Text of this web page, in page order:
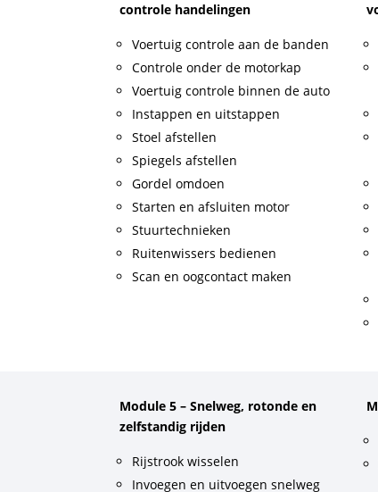
controle handelingen
Voertuig controle aan de banden
Controle onder de motorkap
Voertuig controle binnen de auto
Instappen en uitstappen
Stoel afstellen
Spiegels afstellen
Gordel omdoen
Starten en afsluiten motor
Stuurtechnieken
Ruitenwissers bedienen
Scan en oogcontact maken
Module 5 – Snelweg, rotonde en
zelfstandig rijden
Rijstrook wisselen
Invoegen en uitvoegen snelweg